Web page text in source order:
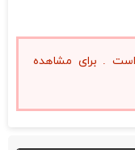
. برای مشاهده